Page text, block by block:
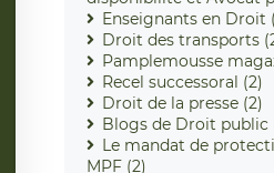
Enseignants en Droit
Droit des transports
Pamplemousse
Recel successoral (2)
Droit de la presse (2)
Blogs de Droit public
Le mandat de
MPF (2)